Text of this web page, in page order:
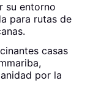
su entorno
para rutas de
casas
por la